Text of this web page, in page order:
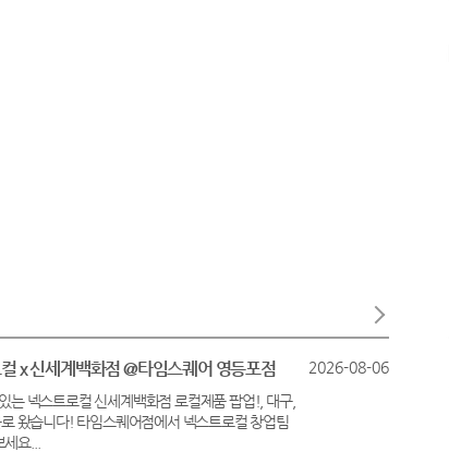
x 신세계백화점 @타임스퀘어 영등포점
는 넥스트로컬 신세계백화점 로컬제품 팝업!, 대구,
왔습니다! 타임스퀘어점에서 넥스트로컬 창업팀
요...
2026-08-06